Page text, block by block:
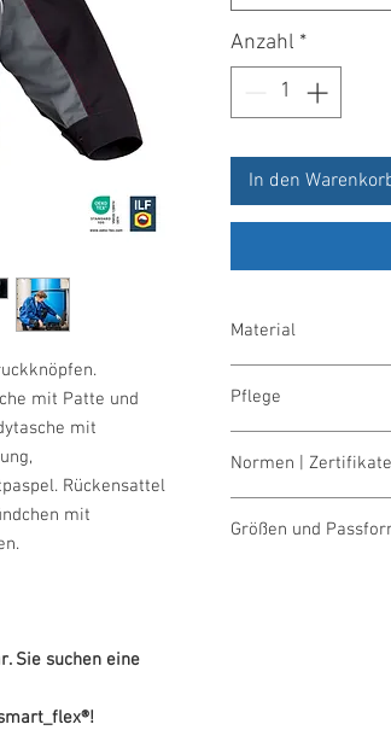
mit Patte und
mit
Rückensattel
mit
Sie suchen eine
Anzahl *
In den
Material
Pflege
bleichen nicht
trocknen 1 Pkt.
bügeln 2 Pkt.
Normen |
Made in Austria/
Größen und